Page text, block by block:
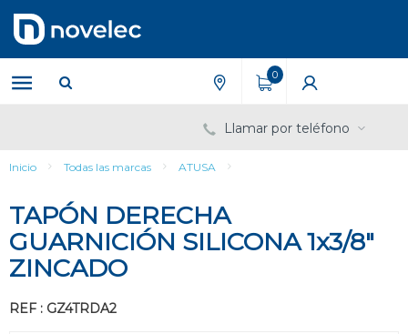
contenido
menú
de
navegación
0
Llamar por teléfono
Inicio Todas las marcas ATUSA
TAPÓN DERECHA
GUARNICIÓN SILICONA 1x3/8"
ZINCADO
REF : GZ4TRDA2